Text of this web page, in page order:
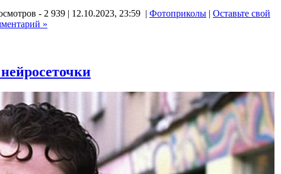
- 2 939 | 12.10.2023, 23:59 | Фотоприколы | Оставьте свой
»